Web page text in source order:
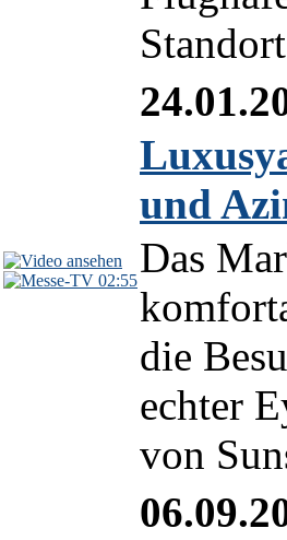
02:55
und
Das
die
echter
von